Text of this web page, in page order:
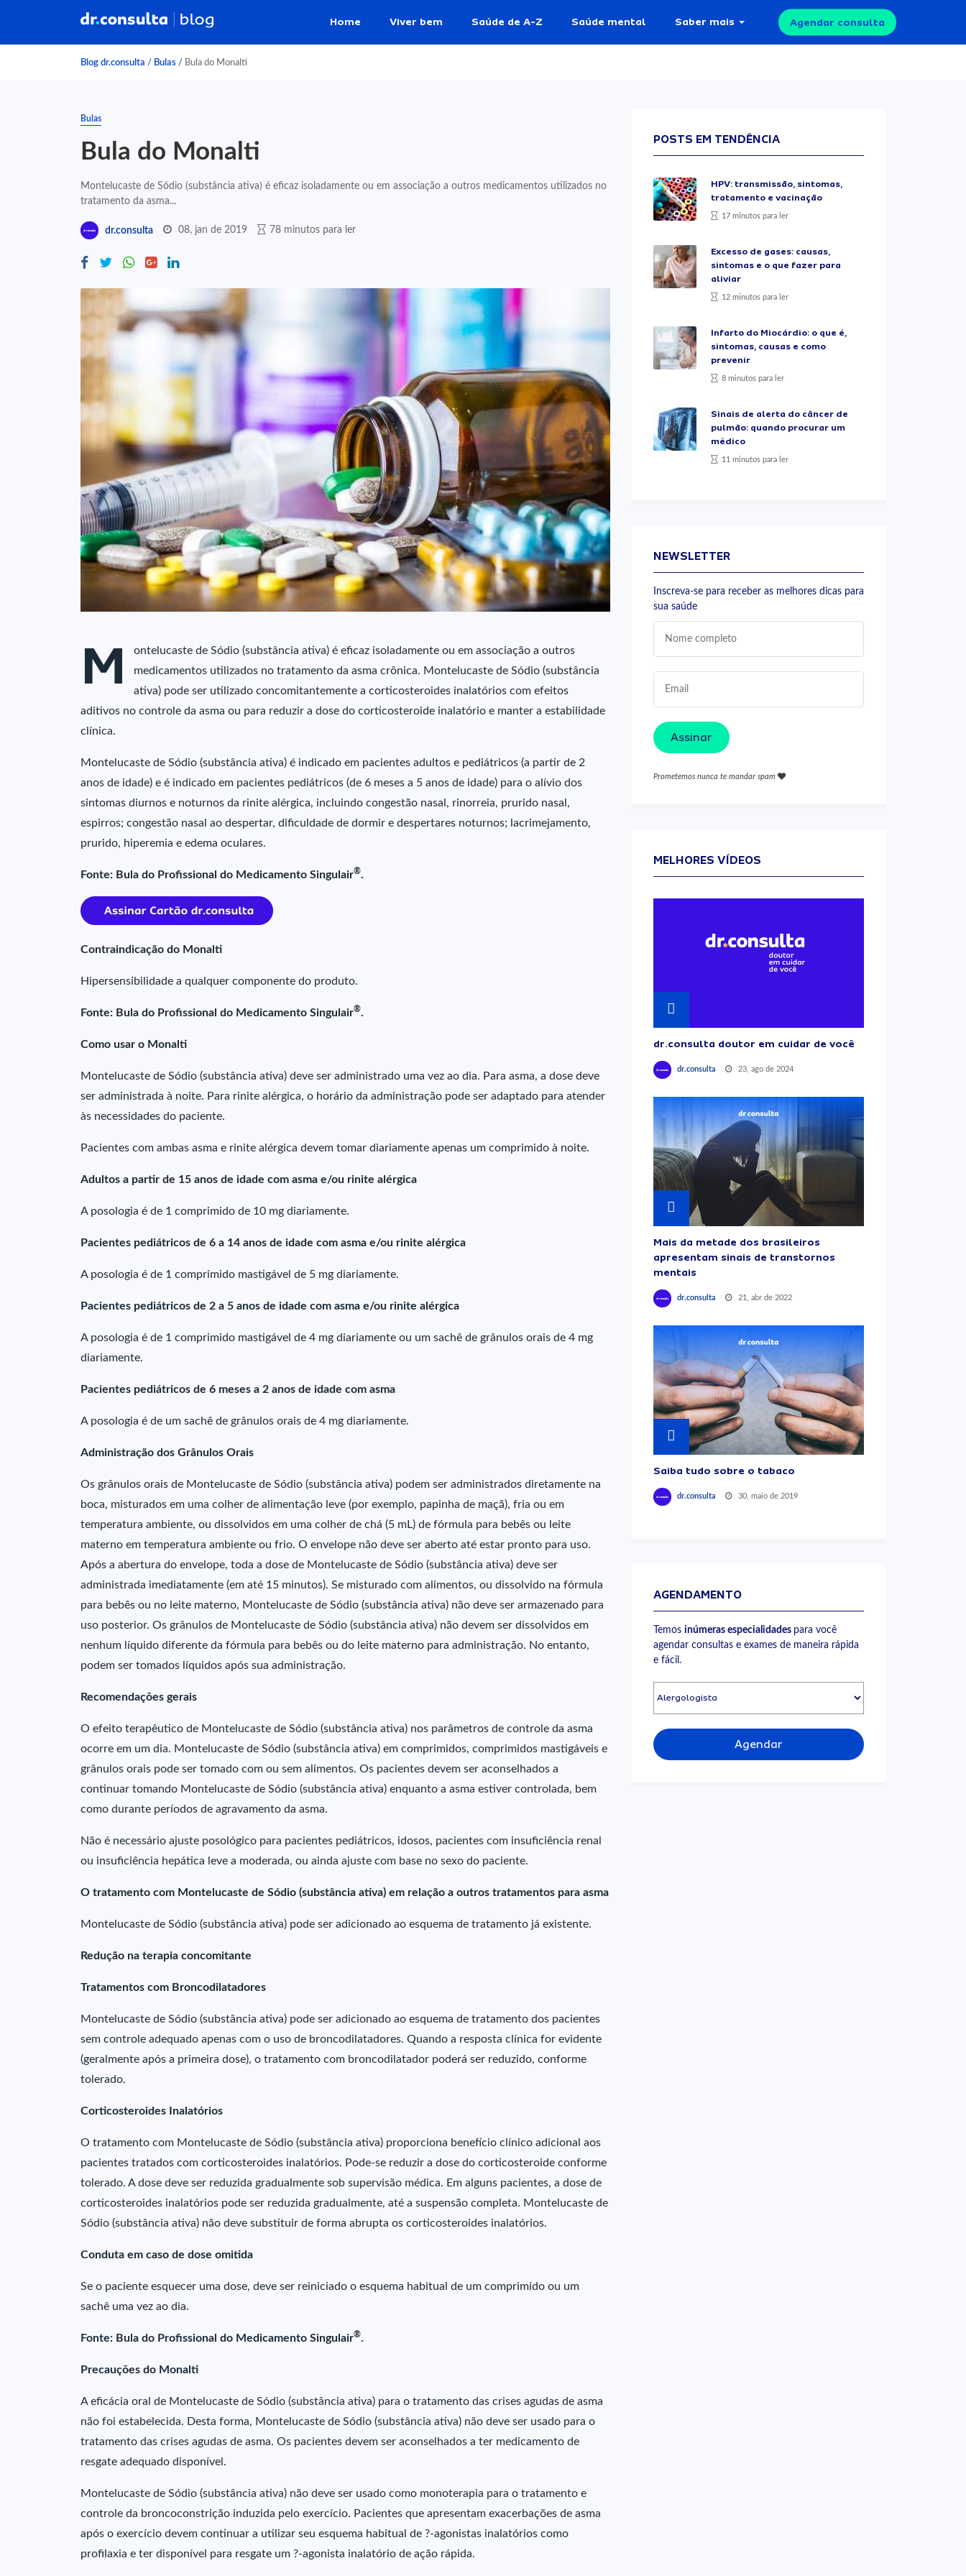
Home Viver bem Saúde de A-Z Saúde mental Saber mais Agendar consulta
Blog dr.consulta / Bulas / Bula do Monalti
Bulas
Bula do Monalti
Montelucaste de Sódio (substância ativa) é eficaz isoladamente ou em associação a outros medicamentos utilizados no
tratamento da asma...
dr.consulta 08, jan de 2019 78 minutos para ler
M
ontelucaste de Sódio (substância ativa) é eficaz isoladamente ou em associação a outros
medicamentos utilizados no tratamento da asma crônica. Montelucaste de Sódio (substância
ativa) pode ser utilizado concomitantemente a corticosteroides inalatórios com efeitos
aditivos no controle da asma ou para reduzir a dose do corticosteroide inalatório e manter a estabilidade
clínica.
Montelucaste de Sódio (substância ativa) é indicado em pacientes adultos e pediátricos (a partir de 2
anos de idade) e é indicado em pacientes pediátricos (de 6 meses a 5 anos de idade) para o alívio dos
sintomas diurnos e noturnos da rinite alérgica, incluindo congestão nasal, rinorreia, prurido nasal,
espirros; congestão nasal ao despertar, dificuldade de dormir e despertares noturnos; lacrimejamento,
prurido, hiperemia e edema oculares.
Fonte: Bula do Profissional do Medicamento Singulair®.
Contraindicação do Monalti
Hipersensibilidade a qualquer componente do produto.
Fonte: Bula do Profissional do Medicamento Singulair®.
Como usar o Monalti
Montelucaste de Sódio (substância ativa) deve ser administrado uma vez ao dia. Para asma, a dose deve
ser administrada à noite. Para rinite alérgica, o horário da administração pode ser adaptado para atender
às necessidades do paciente.
Pacientes com ambas asma e rinite alérgica devem tomar diariamente apenas um comprimido à noite.
Adultos a partir de 15 anos de idade com asma e/ou rinite alérgica
A posologia é de 1 comprimido de 10 mg diariamente.
Pacientes pediátricos de 6 a 14 anos de idade com asma e/ou rinite alérgica
A posologia é de 1 comprimido mastigável de 5 mg diariamente.
Pacientes pediátricos de 2 a 5 anos de idade com asma e/ou rinite alérgica
A posologia é de 1 comprimido mastigável de 4 mg diariamente ou um sachê de grânulos orais de 4 mg
diariamente.
Pacientes pediátricos de 6 meses a 2 anos de idade com asma
A posologia é de um sachê de grânulos orais de 4 mg diariamente.
Administração dos Grânulos Orais
Os grânulos orais de Montelucaste de Sódio (substância ativa) podem ser administrados diretamente na
boca, misturados em uma colher de alimentação leve (por exemplo, papinha de maçã), fria ou em
temperatura ambiente, ou dissolvidos em uma colher de chá (5 mL) de fórmula para bebês ou leite
materno em temperatura ambiente ou frio. O envelope não deve ser aberto até estar pronto para uso.
Após a abertura do envelope, toda a dose de Montelucaste de Sódio (substância ativa) deve ser
administrada imediatamente (em até 15 minutos). Se misturado com alimentos, ou dissolvido na fórmula
para bebês ou no leite materno, Montelucaste de Sódio (substância ativa) não deve ser armazenado para
uso posterior. Os grânulos de Montelucaste de Sódio (substância ativa) não devem ser dissolvidos em
nenhum líquido diferente da fórmula para bebês ou do leite materno para administração. No entanto,
podem ser tomados líquidos após sua administração.
Recomendações gerais
O efeito terapêutico de Montelucaste de Sódio (substância ativa) nos parâmetros de controle da asma
ocorre em um dia. Montelucaste de Sódio (substância ativa) em comprimidos, comprimidos mastigáveis e
grânulos orais pode ser tomado com ou sem alimentos. Os pacientes devem ser aconselhados a
continuar tomando Montelucaste de Sódio (substância ativa) enquanto a asma estiver controlada, bem
como durante períodos de agravamento da asma.
Não é necessário ajuste posológico para pacientes pediátricos, idosos, pacientes com insuficiência renal
ou insuficiência hepática leve a moderada, ou ainda ajuste com base no sexo do paciente.
O tratamento com Montelucaste de Sódio (substância ativa) em relação a outros tratamentos para asma
Montelucaste de Sódio (substância ativa) pode ser adicionado ao esquema de tratamento já existente.
Redução na terapia concomitante
Tratamentos com Broncodilatadores
Montelucaste de Sódio (substância ativa) pode ser adicionado ao esquema de tratamento dos pacientes
sem controle adequado apenas com o uso de broncodilatadores. Quando a resposta clínica for evidente
(geralmente após a primeira dose), o tratamento com broncodilatador poderá ser reduzido, conforme
tolerado.
Corticosteroides Inalatórios
O tratamento com Montelucaste de Sódio (substância ativa) proporciona benefício clínico adicional aos
pacientes tratados com corticosteroides inalatórios. Pode-se reduzir a dose do corticosteroide conforme
tolerado. A dose deve ser reduzida gradualmente sob supervisão médica. Em alguns pacientes, a dose de
corticosteroides inalatórios pode ser reduzida gradualmente, até a suspensão completa. Montelucaste de
Sódio (substância ativa) não deve substituir de forma abrupta os corticosteroides inalatórios.
Conduta em caso de dose omitida
Se o paciente esquecer uma dose, deve ser reiniciado o esquema habitual de um comprimido ou um
sachê uma vez ao dia.
Fonte: Bula do Profissional do Medicamento Singulair®.
Precauções do Monalti
A eficácia oral de Montelucaste de Sódio (substância ativa) para o tratamento das crises agudas de asma
não foi estabelecida. Desta forma, Montelucaste de Sódio (substância ativa) não deve ser usado para o
tratamento das crises agudas de asma. Os pacientes devem ser aconselhados a ter medicamento de
resgate adequado disponível.
Montelucaste de Sódio (substância ativa) não deve ser usado como monoterapia para o tratamento e
controle da broncoconstrição induzida pelo exercício. Pacientes que apresentam exacerbações de asma
após o exercício devem continuar a utilizar seu esquema habitual de ?-agonistas inalatórios como
profilaxia e ter disponível para resgate um ?-agonista inalatório de ação rápida.
POSTS EM TENDÊNCIA
HPV: transmissão, sintomas,
tratamento e vacinação
17 minutos para ler
Excesso de gases: causas,
sintomas e o que fazer para
aliviar
12 minutos para ler
Infarto do Miocárdio: o que é,
sintomas, causas e como
prevenir
8 minutos para ler
Sinais de alerta do câncer de
pulmão: quando procurar um
médico
11 minutos para ler
NEWSLETTER
Inscreva-se para receber as melhores dicas para
sua saúde
Assinar
Prometemos nunca te mandar spam
MELHORES VÍDEOS
dr.consulta doutor em cuidar de você
dr.consulta 23, ago de 2024
Mais da metade dos brasileiros
apresentam sinais de transtornos
mentais
dr.consulta 21, abr de 2022
Saiba tudo sobre o tabaco
dr.consulta 30, maio de 2019
AGENDAMENTO
Temos inúmeras especialidades para você
agendar consultas e exames de maneira rápida
e fácil.
Agendar